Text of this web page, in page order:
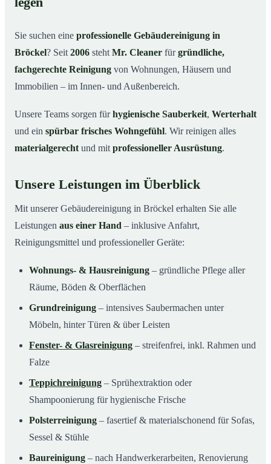
04So läuft die Gebäudereinigung ab
Typische Anlässe für eine Gebäudereinigung
Gebäudereinigung in Bröckel – Profis im Einsatz
Sie suchen eine professionelle Gebäudereinigung in
Bröckel? Seit 2006 steht Mr. Cleaner fürgründliche,
fachgerechte Reinigung von Wohnungen, Häusern und
Immobilien – im Innen- und Außenbereich.
Unsere Teams sorgen fürhygienische Sauberkeit, Werterhalt
und ein spürbar frisches Wohngefühl. Wir reinigen alles
materialgerecht und mit professioneller Ausrüstung.
Unsere Leistungen im Überblick
Mit unserer Gebäudereinigung in Bröckel erhalten Sie alle
Leistungen aus einer Hand – inklusive Anfahrt,
Reinigungsmittel und professioneller Geräte:
Wohnungs- & Hausreinigung – gründliche Pflege aller
Räume, Böden & Oberflächen
Grundreinigung – intensives Saubermachen unter
Möbeln, hinter Türen & über Leisten
Fenster- & Glasreinigung – streifenfrei, inkl. Rahmen und
Falze
Teppichreinigung – Sprühextraktion oder
Shampoonierung für hygienische Frische
Polsterreinigung – fasertief & materialschonend für Sofas,
Sessel & Stühle
Baureinigung – nach Handwerkerarbeiten, Renovierung